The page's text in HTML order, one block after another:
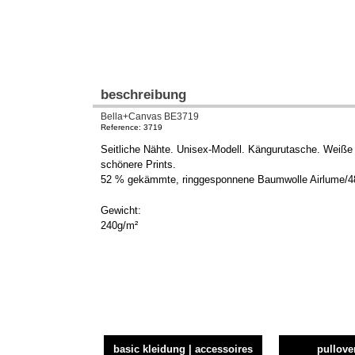
beschreibung
Bella+Canvas BE3719
Reference: 3719
Seitliche Nähte. Unisex-Modell. Kängurutasche.
schönere Prints.
52 % gekämmte, ringgesponnene Baumwolle Airlume/
Gewicht:
240g/m²
basic kleidung | accessoires